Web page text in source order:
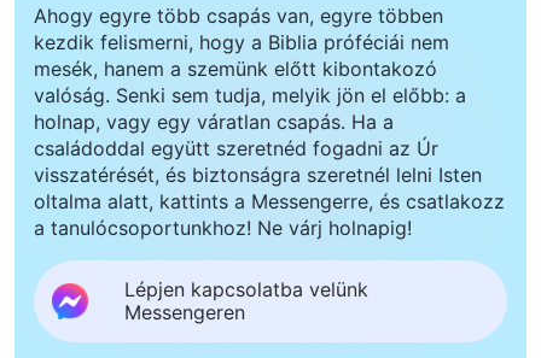
Ahogy egyre több csapás van, egyre többen
kezdik felismerni, hogy a Biblia próféciái nem
mesék, hanem a szemünk előtt kibontakozó
valóság. Senki sem tudja, melyik jön el előbb: a
holnap, vagy egy váratlan csapás. Ha a
családoddal együtt szeretnéd fogadni az Úr
visszatérését, és biztonságra szeretnél lelni Isten
oltalma alatt, kattints a Messengerre, és csatlakozz
a tanulócsoportunkhoz! Ne várj holnapig!
Lépjen kapcsolatba velünk
Messengeren